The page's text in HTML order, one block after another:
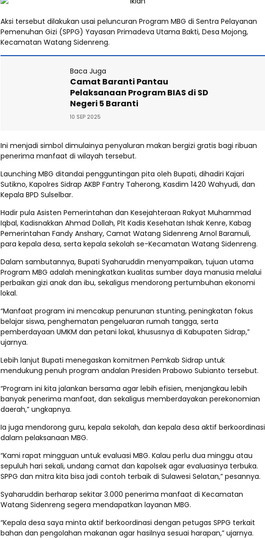
Aksi tersebut dilakukan usai peluncuran Program MBG di Sentra Pelayanan
Pemenuhan Gizi (SPPG) Yayasan Primadeva Utama Bakti, Desa Mojong,
Kecamatan Watang Sidenreng.
Baca Juga
Camat Baranti Pantau
Pelaksanaan Program BIAS di SD
Negeri 5 Baranti
10 SEP 2025
Ini menjadi simbol dimulainya penyaluran makan bergizi gratis bagi ribuan
penerima manfaat di wilayah tersebut.
Launching MBG ditandai pengguntingan pita oleh Bupati, dihadiri Kajari
Sutikno, Kapolres Sidrap AKBP Fantry Taherong, Kasdim 1420 Wahyudi, dan
Kepala BPD Sulselbar.
Hadir pula Asisten Pemerintahan dan Kesejahteraan Rakyat Muhammad
Iqbal, Kadisnakkan Ahmad Dollah, Plt Kadis Kesehatan Ishak Kenre, Kabag
Pemerintahan Fandy Anshary, Camat Watang Sidenreng Arnol Baramuli,
para kepala desa, serta kepala sekolah se-Kecamatan Watang Sidenreng.
Dalam sambutannya, Bupati Syaharuddin menyampaikan, tujuan utama
Program MBG adalah meningkatkan kualitas sumber daya manusia melalui
perbaikan gizi anak dan ibu, sekaligus mendorong pertumbuhan ekonomi
lokal.
“Manfaat program ini mencakup penurunan stunting, peningkatan fokus
belajar siswa, penghematan pengeluaran rumah tangga, serta
pemberdayaan UMKM dan petani lokal, khususnya di Kabupaten Sidrap,”
ujarnya.
Lebih lanjut Bupati menegaskan komitmen Pemkab Sidrap untuk
mendukung penuh program andalan Presiden Prabowo Subianto tersebut.
“Program ini kita jalankan bersama agar lebih efisien, menjangkau lebih
banyak penerima manfaat, dan sekaligus memberdayakan perekonomian
daerah,” ungkapnya.
Ia juga mendorong guru, kepala sekolah, dan kepala desa aktif berkoordinasi
dalam pelaksanaan MBG.
“Kami rapat mingguan untuk evaluasi MBG. Kalau perlu dua minggu atau
sepuluh hari sekali, undang camat dan kapolsek agar evaluasinya terbuka.
SPPG dan mitra kita bisa jadi contoh terbaik di Sulawesi Selatan,” pesannya.
Syaharuddin berharap sekitar 3.000 penerima manfaat di Kecamatan
Watang Sidenreng segera mendapatkan layanan MBG.
“Kepala desa saya minta aktif berkoordinasi dengan petugas SPPG terkait
bahan dan pengolahan makanan agar hasilnya sesuai harapan,” ujarnya.